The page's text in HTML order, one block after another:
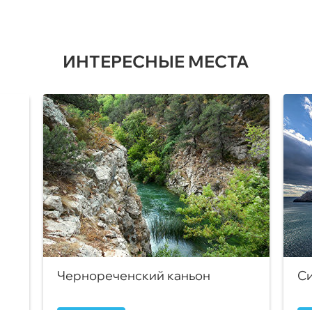
ИНТЕРЕСНЫЕ МЕСТА
Чернореченский каньон